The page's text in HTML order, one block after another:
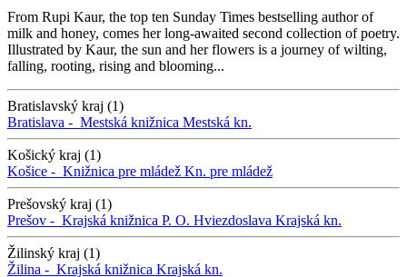
From Rupi Kaur, the top ten Sunday Times bestselling author of
milk and honey, comes her long-awaited second collection of poetry.
Illustrated by Kaur, the sun and her flowers is a journey of wilting,
falling, rooting, rising and blooming...
Bratislavský kraj (1)
Bratislava - Mestská knižnica Mestská kn.
Košický kraj (1)
Košice - Knižnica pre mládež Kn. pre mládež
Prešovský kraj (1)
Prešov - Krajská knižnica P. O. Hviezdoslava Krajská kn.
Žilinský kraj (1)
Žilina - Krajská knižnica Krajská kn.